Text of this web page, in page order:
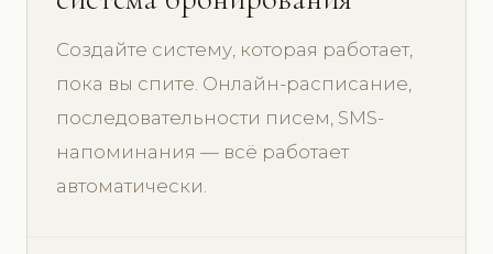
Создайте систему, которая работает,
пока вы спите. Онлайн-расписание,
последовательности писем, SMS-
напоминания — всё работает
автоматически.